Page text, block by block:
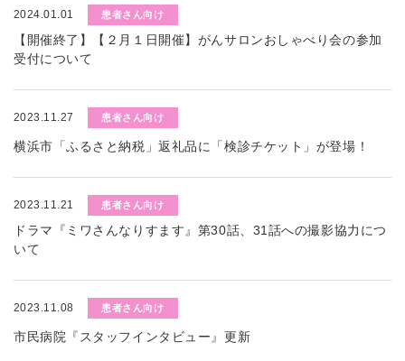
2024.01.01 患者さん向け
【開催終了】【２月１日開催】がんサロンおしゃべり会の参加
受付について
2023.11.27 患者さん向け
横浜市「ふるさと納税」返礼品に「検診チケット」が登場！
2023.11.21 患者さん向け
ドラマ『ミワさんなりすます』第30話、31話への撮影協力につ
いて
2023.11.08 患者さん向け
市民病院『スタッフインタビュー』更新